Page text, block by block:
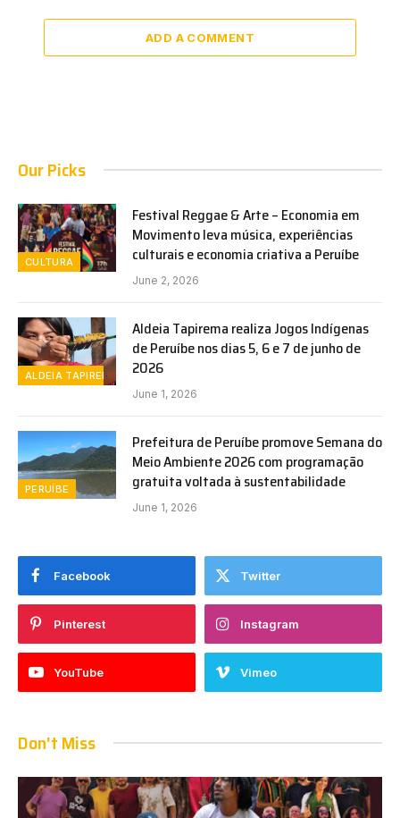
ADD A COMMENT
Our Picks
CULTURA
Festival Reggae & Arte – Economia em
Movimento leva música, experiências
culturais e economia criativa a Peruíbe
June 2, 2026
ALDEIA TAPIREMA
Aldeia Tapirema realiza Jogos Indígenas
de Peruíbe nos dias 5, 6 e 7 de junho de
2026
June 1, 2026
PERUÍBE
Prefeitura de Peruíbe promove Semana do
Meio Ambiente 2026 com programação
gratuita voltada à sustentabilidade
June 1, 2026
Facebook Twitter
Pinterest Instagram
YouTube Vimeo
Don't Miss